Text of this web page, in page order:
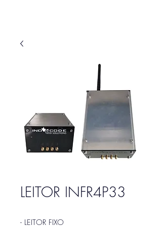
LEITOR INFR4P33
- LEITOR FIXO